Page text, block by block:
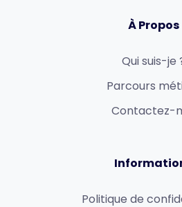
À Propos
Qui suis-je
Parcours
Contactez-
Politique de